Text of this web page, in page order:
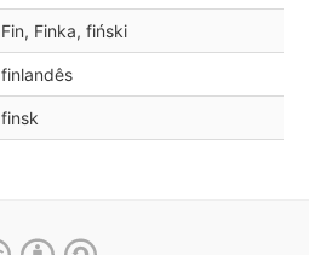
Fin, Finka, fiński
finlandês
finsk